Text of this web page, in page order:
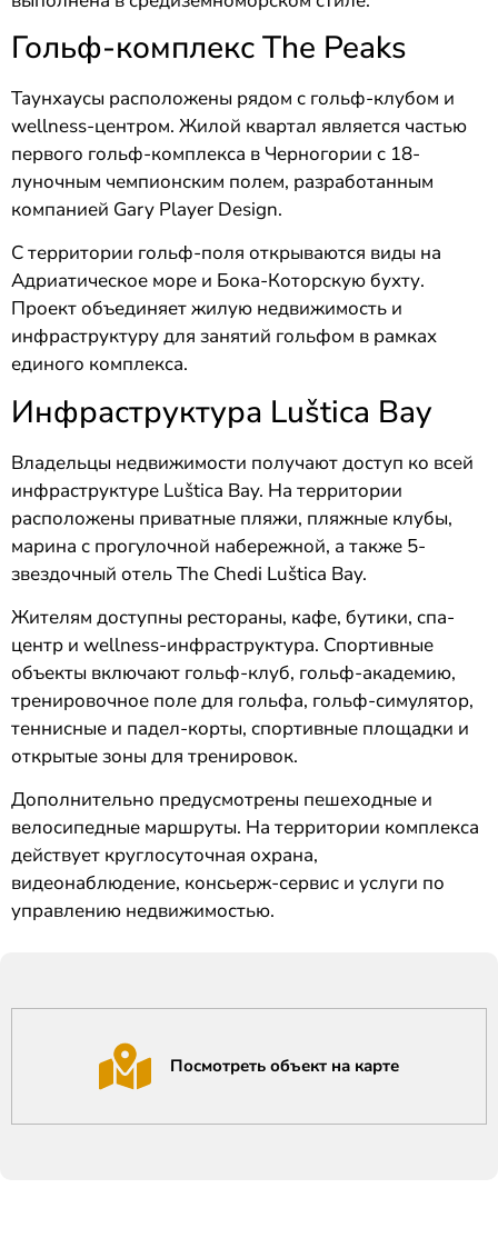
Гольф-комплекс The Peaks
Таунхаусы расположены рядом с гольф-клубом и
wellness-центром. Жилой квартал является частью
первого гольф-комплекса в Черногории с 18-
луночным чемпионским полем, разработанным
компанией Gary Player Design.
С территории гольф-поля открываются виды на
Адриатическое море и Бока-Которскую бухту.
Проект объединяет жилую недвижимость и
инфраструктуру для занятий гольфом в рамках
единого комплекса.
Инфраструктура Luštica Bay
Владельцы недвижимости получают доступ ко всей
инфраструктуре Luštica Bay. На территории
расположены приватные пляжи, пляжные клубы,
марина с прогулочной набережной, а также 5-
звездочный отель The Chedi Luštica Bay.
Жителям доступны рестораны, кафе, бутики, спа-
центр и wellness-инфраструктура. Спортивные
объекты включают гольф-клуб, гольф-академию,
тренировочное поле для гольфа, гольф-симулятор,
теннисные и падел-корты, спортивные площадки и
открытые зоны для тренировок.
Дополнительно предусмотрены пешеходные и
велосипедные маршруты. На территории комплекса
действует круглосуточная охрана,
видеонаблюдение, консьерж-сервис и услуги по
управлению недвижимостью.
Посмотреть объект на карте